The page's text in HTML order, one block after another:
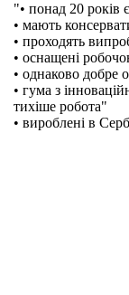
"• понад 20 років
• мають
• проходять
• оснащені
• однаково добре
• гума з
тихіше робота"
• вироблені в